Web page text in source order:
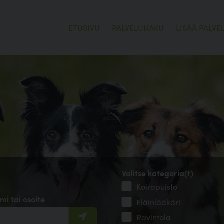
ETUSIVU PALVELUHAKU LISÄÄ
tai osoite
Valitse kategoria(t)
Koirapuisto
Eläinlääkäri
Ravintola